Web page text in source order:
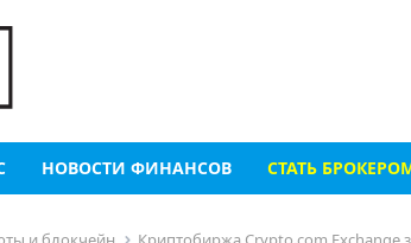
НОВОСТИ ФИНАНСОВ СТАТЬ